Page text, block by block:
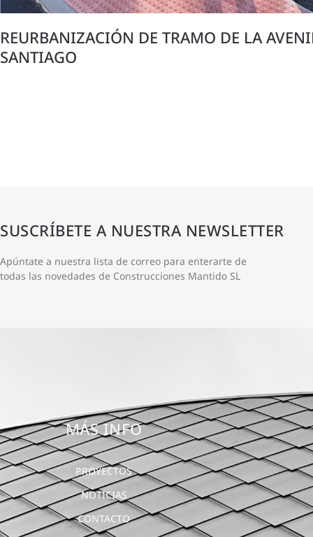
REURBANIZACIÓN DE TRAMO DE LA
SANTIAGO
SUSCRÍBETE A NUESTRA NEWSLETTER
Apúntate a nuestra lista de correo para enterarte de
todas las novedades de Construcciones Mantido SL
MÁS INFO
PROYECTOS
NOTICIAS
CONTACTO